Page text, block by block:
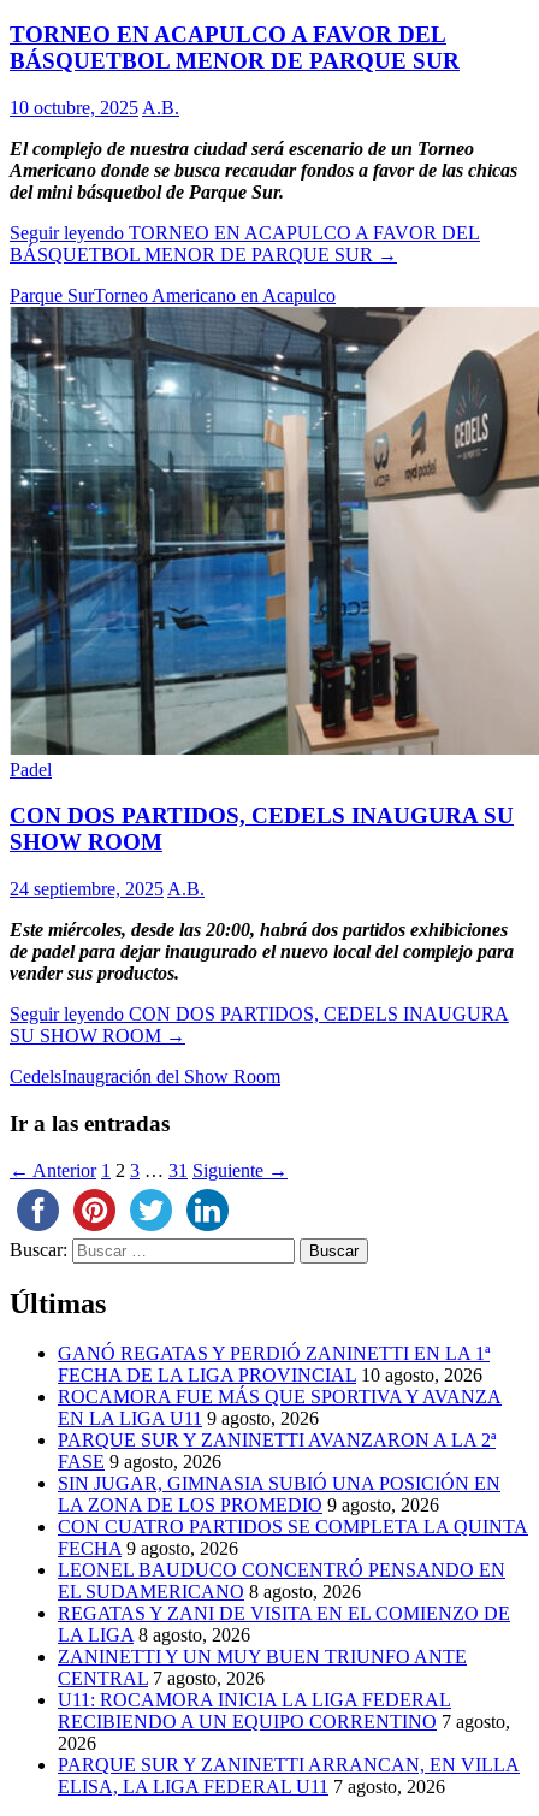
TORNEO EN ACAPULCO A FAVOR DEL
BÁSQUETBOL MENOR DE PARQUE SUR
10 octubre, 2025 A.B.
El complejo de nuestra ciudad será escenario de un Torneo
Americano donde se busca recaudar fondos a favor de las chicas
del mini básquetbol de Parque Sur.
Seguir leyendo TORNEO EN ACAPULCO A FAVOR DEL
BÁSQUETBOL MENOR DE PARQUE SUR →
Parque SurTorneo Americano en Acapulco
Padel
CON DOS PARTIDOS, CEDELS INAUGURA SU
SHOW ROOM
24 septiembre, 2025 A.B.
Este miércoles, desde las 20:00, habrá dos partidos exhibiciones
de padel para dejar inaugurado el nuevo local del complejo para
vender sus productos.
Seguir leyendo CON DOS PARTIDOS, CEDELS INAUGURA
SU SHOW ROOM →
CedelsInaugración del Show Room
Ir a las entradas
← Anterior 1 2 3 … 31 Siguiente →
Buscar:
Últimas
GANÓ REGATAS Y PERDIÓ ZANINETTI EN LA 1ª
FECHA DE LA LIGA PROVINCIAL 10 agosto, 2026
ROCAMORA FUE MÁS QUE SPORTIVA Y AVANZA
EN LA LIGA U11 9 agosto, 2026
PARQUE SUR Y ZANINETTI AVANZARON A LA 2ª
FASE 9 agosto, 2026
SIN JUGAR, GIMNASIA SUBIÓ UNA POSICIÓN EN
LA ZONA DE LOS PROMEDIO 9 agosto, 2026
CON CUATRO PARTIDOS SE COMPLETA LA QUINTA
FECHA 9 agosto, 2026
LEONEL BAUDUCO CONCENTRÓ PENSANDO EN
EL SUDAMERICANO 8 agosto, 2026
REGATAS Y ZANI DE VISITA EN EL COMIENZO DE
LA LIGA 8 agosto, 2026
ZANINETTI Y UN MUY BUEN TRIUNFO ANTE
CENTRAL 7 agosto, 2026
U11: ROCAMORA INICIA LA LIGA FEDERAL
RECIBIENDO A UN EQUIPO CORRENTINO 7 agosto,
2026
PARQUE SUR Y ZANINETTI ARRANCAN, EN VILLA
ELISA, LA LIGA FEDERAL U11 7 agosto, 2026